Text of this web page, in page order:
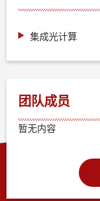
集成光计算
团队成员
暂无内容